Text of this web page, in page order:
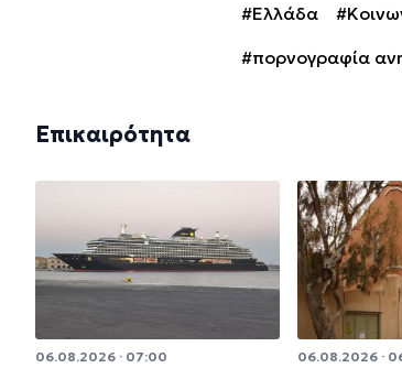
#Ελλάδα
#πορνογραφία
Επικαιρότητα
06.08.2026 · 07:00 06.08.2026 ·